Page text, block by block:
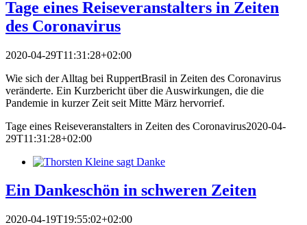
Tage eines Reiseveranstalters in Zeiten
des Coronavirus
2020-04-29T11:31:28+02:00
Wie sich der Alltag bei RuppertBrasil in Zeiten des Coronavirus
veränderte. Ein Kurzbericht über die Auswirkungen, die die
Pandemie in kurzer Zeit seit Mitte März hervorrief.
Tage eines Reiseveranstalters in Zeiten des Coronavirus2020-04-
29T11:31:28+02:00
Ein Dankeschön in schweren Zeiten
2020-04-19T19:55:02+02:00